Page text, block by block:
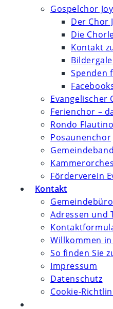
Gospelchor
Der Chor
Die
Kontakt
Spenden
Evangelischer
Ferienchor –
Rondo Flautino
Posaunenchor
Förderverein
Kontakt
Gemeindebüro
Adressen und
Willkommen
So finden Sie
Impressum
Datenschutz
Cookie-